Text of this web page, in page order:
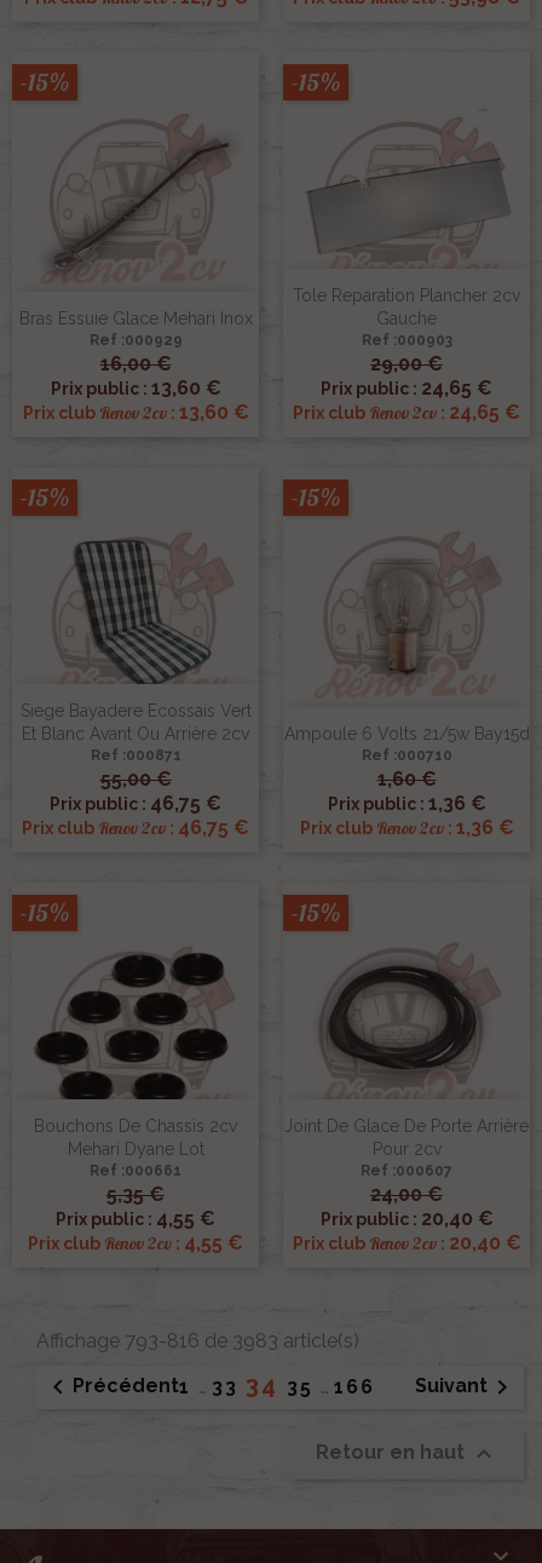
Bras Essuie Glace Mehari Inox
Ref :000929
16,00 €
Prix public : 13,60 €
Prix club Renov 2cv: 13,60 €
-15%
Tole Reparation Plancher 2cv
Gauche
Ref :000903
29,00 €
Prix public : 24,65 €
Prix club Renov 2cv : 24,65 €
-15%
Siege Bayadere Ecossais Vert
Et Blanc Avant Ou Arrière 2cv
Ref :000871
55,00 €
Prix public : 46,75 €
Prix club Renov 2cv : 46,75 €
-15%
Ampoule 6 Volts 21/5w Bay15d
Ref :000710
1,60 €
Prix public : 1,36 €
Prix club Renov 2cv: 1,36 €
-15%
Bouchons De Chassis 2cv
Mehari Dyane Lot
Ref :000661
5,35 €
Prix public : 4,55 €
Prix club Renov 2cv : 4,55 €
-15%
Joint De Glace De Porte Arrière
Pour 2cv
Ref :000607
24,00 €
Prix public : 20,40 €
Prix club Renov 2cv: 20,40 €
-15%
Affichage 793-816 de 3983 article(s)
 Précédent1 … 33 34 35 … 166 Suivant 
Retour en haut 
